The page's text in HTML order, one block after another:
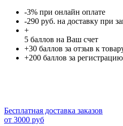
-3% при онлайн оплате
-290 руб. на доставку при
+
5 баллов на Ваш счет
+30 баллов за отзыв к
+200 баллов за
Бесплатная доставка заказов
от 3000 руб